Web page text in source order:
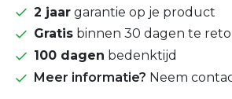
2 jaar garantie op je product
Gratis binnen 30 dagen te
100 dagen bedenktijd
Meer informatie? Neem